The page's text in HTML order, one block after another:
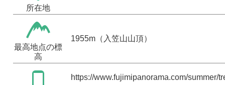
所在地
最高地点の標
高
1955m（入笠山山頂）
https://www.fujimipanorama.com/summer/